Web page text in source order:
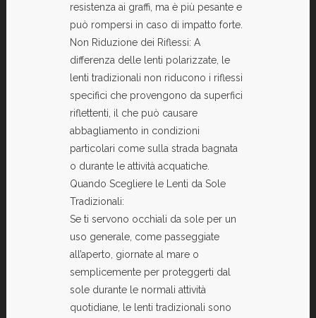
resistenza ai graffi, ma è più pesante e
può rompersi in caso di impatto forte.
Non Riduzione dei Riflessi: A
differenza delle lenti polarizzate, le
lenti tradizionali non riducono i riflessi
specifici che provengono da superfici
riflettenti, il che può causare
abbagliamento in condizioni
particolari come sulla strada bagnata
o durante le attività acquatiche.
Quando Scegliere le Lenti da Sole
Tradizionali:
Se ti servono occhiali da sole per un
uso generale, come passeggiate
all’aperto, giornate al mare o
semplicemente per proteggerti dal
sole durante le normali attività
quotidiane, le lenti tradizionali sono